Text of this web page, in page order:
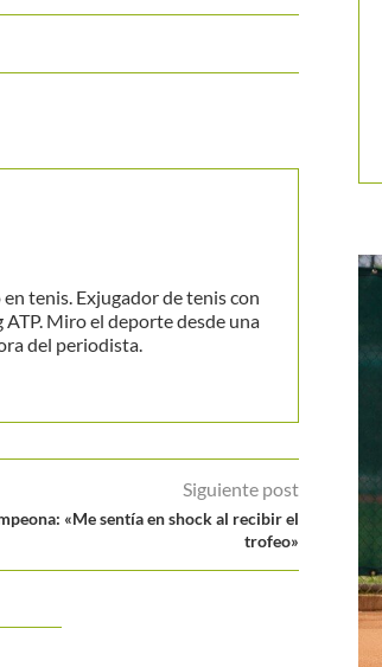
tenis. Exjugador de tenis con
Miro el deporte desde una
del periodista.
Siguiente post
«Me sentía en shock al recibir el
trofeo»